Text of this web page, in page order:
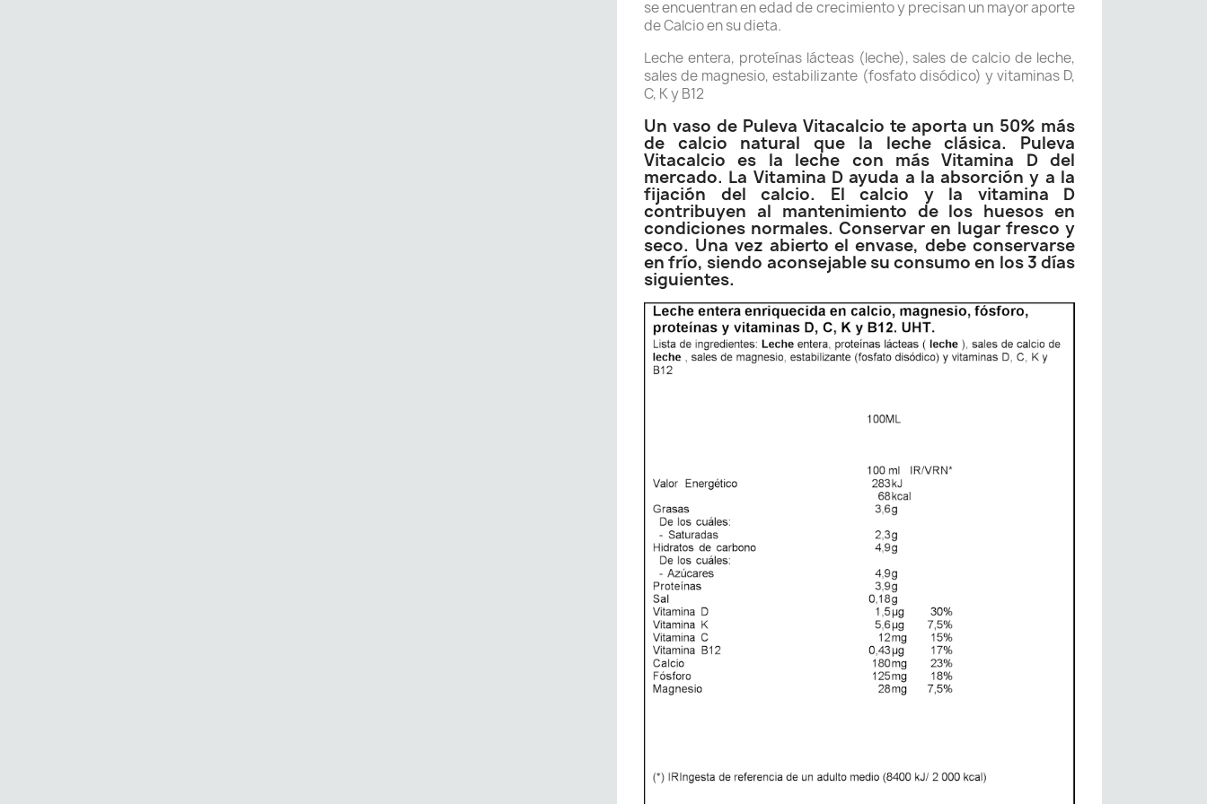
se encuentran en edad de crecimiento y precisan un mayor aporte
de Calcio en su dieta.
Leche entera, proteínas lácteas (leche), sales de calcio de leche,
sales de magnesio, estabilizante (fosfato disódico) y vitaminas D,
C, K y B12
Un vaso de Puleva Vitacalcio te aporta un 50% más
de calcio natural que la leche clásica. Puleva
Vitacalcio es la leche con más Vitamina D del
mercado. La Vitamina D ayuda a la absorción y a la
fijación del calcio. El calcio y la vitamina D
contribuyen al mantenimiento de los huesos en
condiciones normales. Conservar en lugar fresco y
seco. Una vez abierto el envase, debe conservarse
en frío, siendo aconsejable su consumo en los 3 días
siguientes.